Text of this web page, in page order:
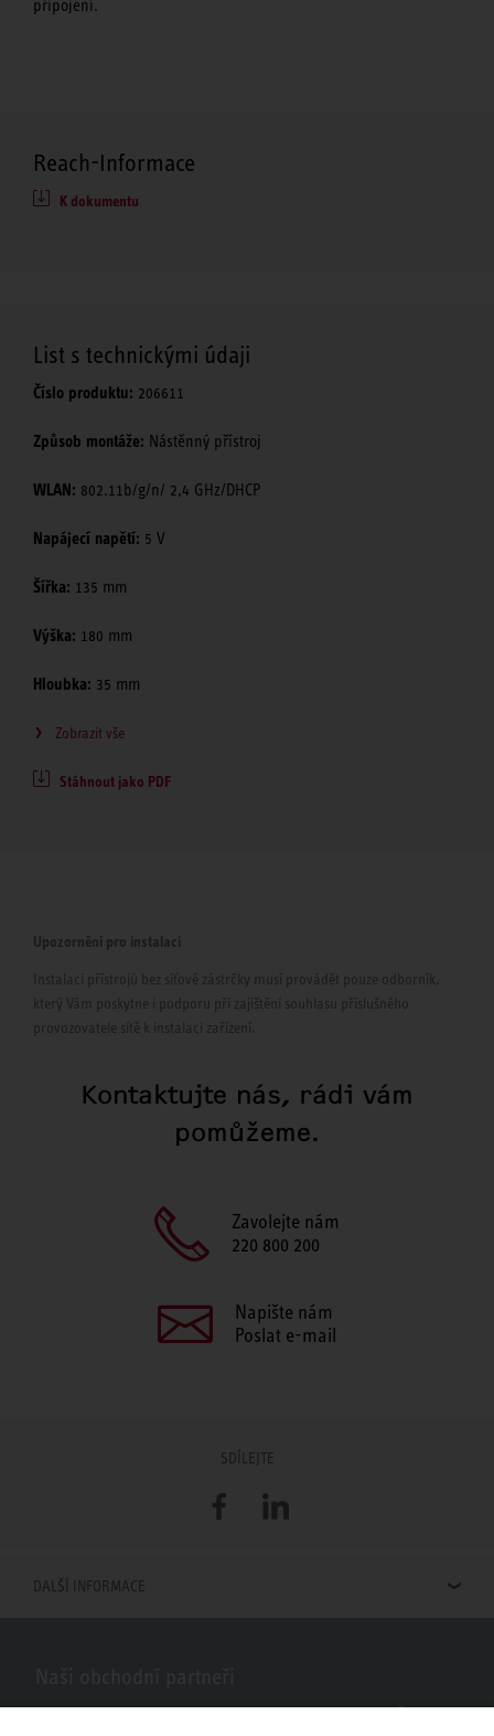
připojení.
Reach-Informace
K dokumentu
List s technickými údaji
Číslo produktu: 206611
Způsob montáže: Nástěnný přístroj
WLAN: 802.11b/g/n/ 2,4 GHz/DHCP
Napájecí napětí: 5 V
Šířka: 135 mm
Výška: 180 mm
Hloubka: 35 mm
Zobrazit vše
Stáhnout jako PDF
Upozornění pro instalaci
Instalaci přístrojů bez síťové zástrčky musí provádět pouze odborník,
který Vám poskytne i podporu při zajištění souhlasu příslušného
provozovatele sítě k instalaci zařízení.
Kontaktujte nás, rádi vám
pomůžeme.
Zavolejte nám
220 800 200
Napište nám
Poslat e-mail
SDÍLEJTE
FacebookLinkedIn
DALŠÍ INFORMACE